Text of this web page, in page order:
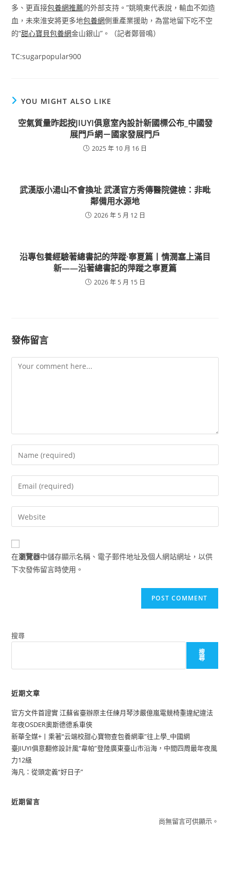
多、更直接包養網推薦的外部支持。”姚曉東代表說，輸血不如造
血，未來淮安將更多地包養網側重產業援助，為當地留下吃不空
的“甜心寶貝包養網金山銀山”。（記者鄭晉鳴）
TC:sugarpopular900
YOU MIGHT ALSO LIKE
空氣質量昨起按JIUYI俱意室內設計新國標公布_中國發
展門戶網－國家發展門戶
2025 年 10 月 16 日
武漢版小湯山不會換址 武漢官方秀傳醫院健檢：非毗
鄰備用水源地
2026 年 5 月 12 日
沿專包養經驗著總書記的萍蹤·寧夏篇丨情潤塞上滿目
新——沿著總書記的萍蹤之寧夏篇
2026 年 5 月 15 日
發佈留言
Comment
Enter
your
name
comment
Enter
your
email
address
comment
Enter
your
website
URL
(optional)
在瀏覽器中儲存顯示名稱、電子郵件地址及個人網站網址，以供
下次發佈留言時使用。
搜尋
搜
尋
近期文章
官方文件首證實 江蘇省臺辦原主任練月琴涉嚴億嵐電競椅重違紀違法
年夜OSDER奧斯德德系車俠
新華全媒+丨乘著“云端校甜心寶物查包養網車”往上學_中國網
臺JIUYI俱意翻修設計風“韋帕”登陸廣東臺山市沿海，中間四周最年夜風
力12級
海凡：從頭定義“好日子”
近期留言
尚無留言可供顯示。